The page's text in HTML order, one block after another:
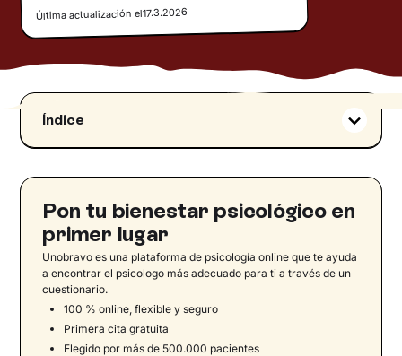
Última actualización el17.3.2026
Índice
¿Qué es el insomnio?
Tipos de insomnio
Insomnio agudo y crónico
¿Cuántas personas sufren de insomnio en
España?
Cómo saber si sufrimos de insomnio: los
síntomas principales
Entender nuestro sueño
Síntomas nocturnos y diurnos del insomnio:
Pon tu bienestar psicológico en
primer lugar
Unobravo es una plataforma de psicología online que te ayuda
a encontrar el psicologo más adecuado para ti a través de un
cuestionario.
100 % online, flexible y seguro
Primera cita gratuita
Elegido por más de 500.000 pacientes